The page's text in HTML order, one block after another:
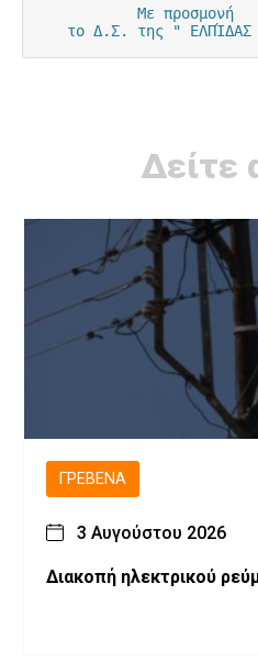
το Δ.Σ. της " ΕΛΠΊΔΑΣ
Δείτε
ΓΡΕΒΕΝΆ
3 Αυγούστου 2026
Διακοπή ηλεκτρικού